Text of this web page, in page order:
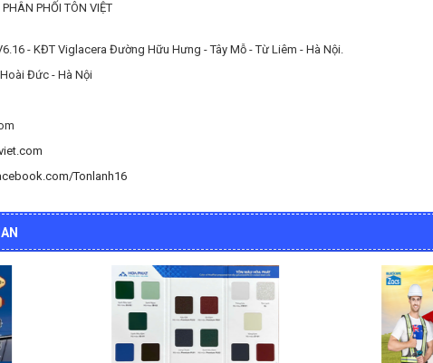
PHỐI TÔN VIỆT
- KĐT Viglacera Đường Hữu Hưng - Tây Mỗ - Từ Liêm - Hà Nội.
Đức - Hà Nội
Tonlanh16